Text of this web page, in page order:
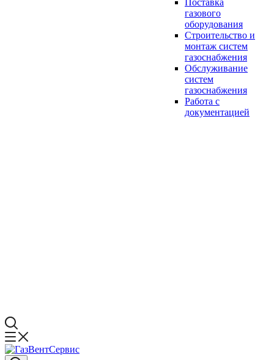
Поставка
газового
оборудования
Строительство и
монтаж систем
газоснабжения
Обслуживание
систем
газоснабжения
Работа с
документацией